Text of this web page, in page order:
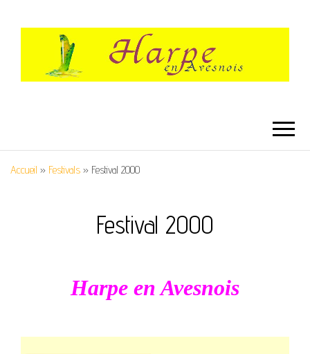
AVESNOIS
Accueil » Festivals » Festival 2000
Festival 2000
Harpe en Avesnois